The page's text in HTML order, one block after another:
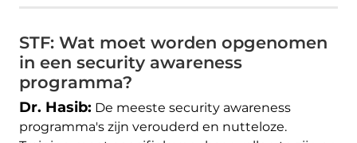
STF: Wat moet worden opgenomen
in een security awareness
programma?
Dr. Hasib: De meeste security awareness
programma's zijn verouderd en nutteloze.